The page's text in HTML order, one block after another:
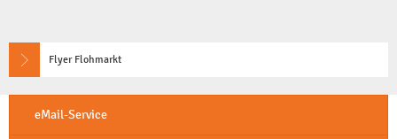
Flyer Flohmarkt
eMail-Service